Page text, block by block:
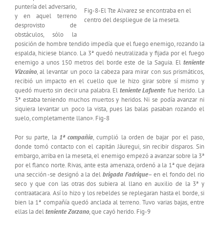
Fig-8-El Tte Alvarez se encontraba en el
centro del despliegue de la meseta.
puntería del adversario,
y en aquel terreno
desprovisto de
obstáculos, sólo la
posición de hombre tendido impedía que el fuego enemigo, rozando la
espalda, hiciese blanco. La 3ª quedó neutralizada y fijada por el fuego
enemigo a unos 150 metros del borde este de la Saguia. El teniente
Vizcaíno, al levantar un poco la cabeza para mirar con sus prismáticos,
recibió un impacto en el cuello que le hizo girar sobre sí mismo y
quedó muerto sin decir una palabra. El teniente Lafuente fue herido. La
3ª estaba teniendo muchos muertos y heridos. Ni se podía avanzar ni
siquiera levantar un poco la vista, pues las balas pasaban rozando el
suelo, completamente llano». Fig-8
Por su parte, la 1ª compañía, cumplió la orden de bajar por el paso,
donde tomó contacto con el capitán Jáuregui, sin recibir disparos. Sin
embargo, arriba en la meseta, el enemigo empezó a avanzar sobre la 3ª
por el flanco norte. Rivas, ante esta amenaza, ordenó a la 1ª que dejara
una sección -se designó a la del brigada Fadrique– en el fondo del rio
seco y que con las otras dos subiera al llano en auxilio de la 3ª y
contraatacara. Así lo hizo y los rebeldes se replegaran hasta el borde, si
bien la 1ª compañía quedó anclada al terreno. Tuvo varias bajas, entre
ellas la delteniente Zorzano, que cayó herido. Fig-9